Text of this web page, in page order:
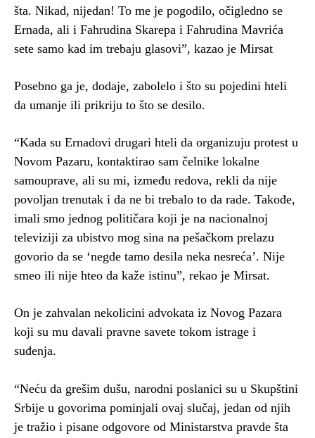
šta. Nikad, nijedan! To me je pogodilo, očigledno se
Ernada, ali i Fahrudina Skarepa i Fahrudina Mavrića
sete samo kad im trebaju glasovi”, kazao je Mirsat
Posebno ga je, dodaje, zabolelo i što su pojedini hteli
da umanje ili prikriju to što se desilo.
“Kada su Ernadovi drugari hteli da organizuju protest u
Novom Pazaru, kontaktirao sam čelnike lokalne
samouprave, ali su mi, između redova, rekli da nije
povoljan trenutak i da ne bi trebalo to da rade. Takođe,
imali smo jednog političara koji je na nacionalnoj
televiziji za ubistvo mog sina na pešačkom prelazu
govorio da se ‘negde tamo desila neka nesreća’. Nije
smeo ili nije hteo da kaže istinu”, rekao je Mirsat.
On je zahvalan nekolicini advokata iz Novog Pazara
koji su mu davali pravne savete tokom istrage i
suđenja.
“Neću da grešim dušu, narodni poslanici su u Skupštini
Srbije u govorima pominjali ovaj slučaj, jedan od njih
je tražio i pisane odgovore od Ministarstva pravde šta